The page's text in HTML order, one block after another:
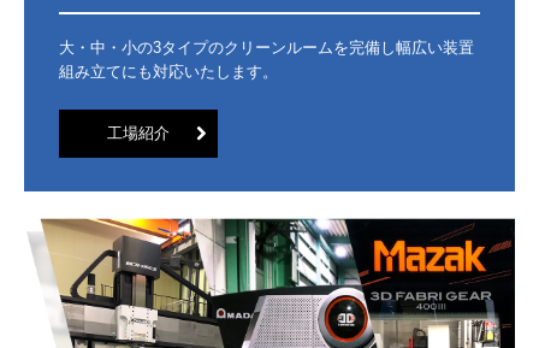
大・中・小の3タイプのクリーンルームを完備し幅広い装置
組み立てにも対応いたします。
工場紹介